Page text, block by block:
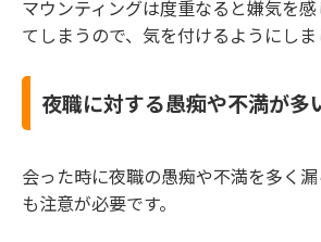
マウンティングは度重なると嫌気を
てしまうので、気を付けるようにしま
夜職に対する愚痴や不満が多
会った時に夜職の愚痴や不満を多く
も注意が必要です。